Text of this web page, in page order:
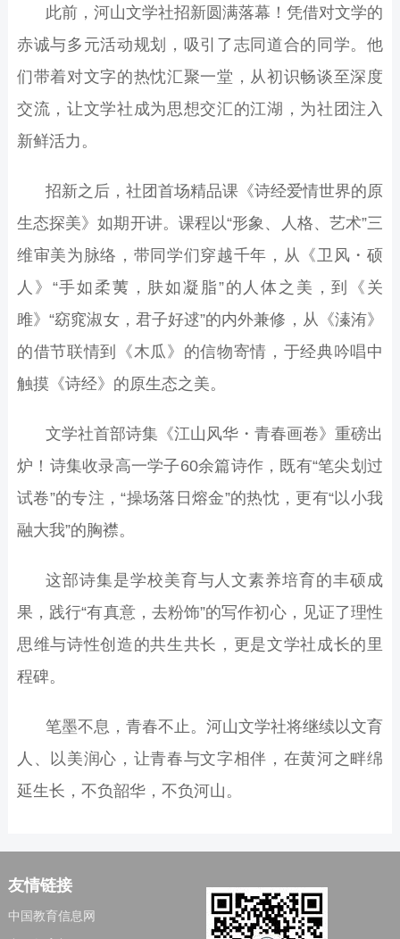
此前，河山文学社招新圆满落幕！凭借对文学的
赤诚与多元活动规划，吸引了志同道合的同学。他
们带着对文字的热忱汇聚一堂，从初识畅谈至深度
交流，让文学社成为思想交汇的江湖，为社团注入
新鲜活力。
招新之后，社团首场精品课《诗经爱情世界的原
生态探美》如期开讲。课程以“形象、人格、艺术”三
维审美为脉络，带同学们穿越千年，从《卫风・硕
人》 “手如柔荑，肤如凝脂”的人体之美，到《关
雎》“窈窕淑女，君子好逑”的内外兼修，从《溱洧》
的借节联情到《木瓜》的信物寄情，于经典吟唱中
触摸《诗经》的原生态之美。
文学社首部诗集《江山风华・青春画卷》重磅出
炉！诗集收录高一学子60余篇诗作，既有“笔尖划过
试卷”的专注，“操场落日熔金”的热忱，更有“以小我
融大我”的胸襟。
这部诗集是学校美育与人文素养培育的丰硕成
果，践行“有真意，去粉饰”的写作初心，见证了理性
思维与诗性创造的共生共长，更是文学社成长的里
程碑。
笔墨不息，青春不止。河山文学社将继续以文育
人、以美润心，让青春与文字相伴，在黄河之畔绵
延生长，不负韶华，不负河山。
友情链接
中国教育信息网